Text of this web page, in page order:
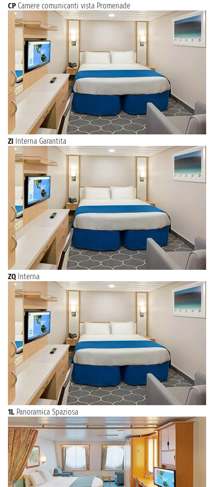
CP Camere comunicanti vista Promenade
ZI Interna Garantita
ZQ Interna
1L Panoramica Spaziosa